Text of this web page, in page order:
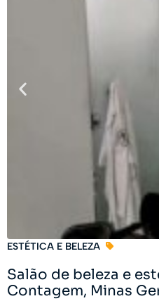
ESTÉTICA E BELEZA
Salão de beleza e
Contagem, Minas